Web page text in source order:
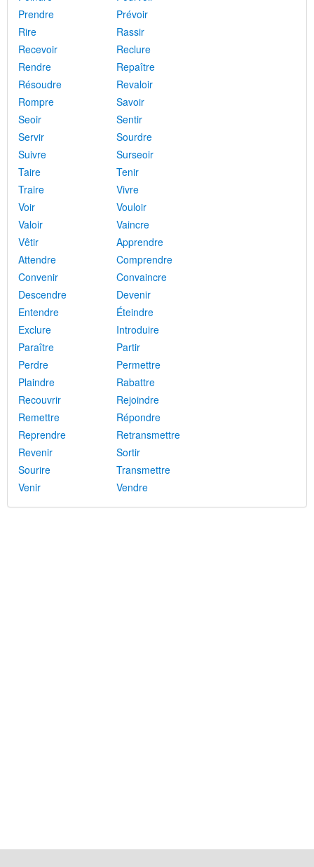
Prendre
Prévoir
Rire
Rassir
Recevoir
Reclure
Rendre
Repaître
Résoudre
Revaloir
Rompre
Savoir
Seoir
Sentir
Servir
Sourdre
Suivre
Surseoir
Taire
Tenir
Traire
Vivre
Voir
Vouloir
Valoir
Vaincre
Vêtir
Apprendre
Attendre
Comprendre
Convenir
Convaincre
Descendre
Devenir
Entendre
Éteindre
Exclure
Introduire
Paraître
Partir
Perdre
Permettre
Plaindre
Rabattre
Recouvrir
Rejoindre
Remettre
Répondre
Reprendre
Retransmettre
Revenir
Sortir
Sourire
Transmettre
Venir
Vendre